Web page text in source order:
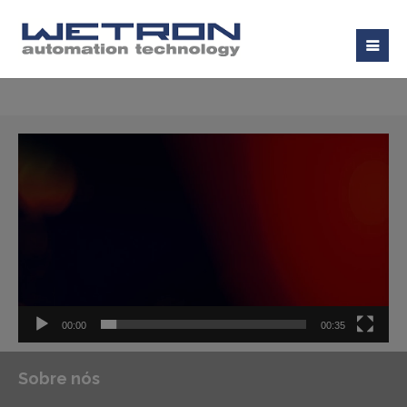
00:00 00:35
Sobre nós